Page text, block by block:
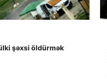
şəxsi öldürmək